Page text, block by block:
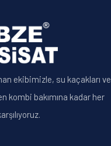
ekibimizle, su kaçakları ve
kombi bakımına kadar her